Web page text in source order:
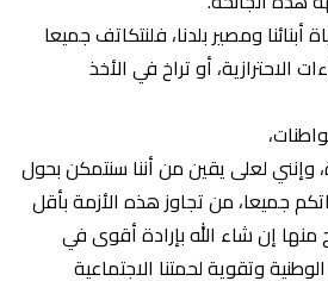
أبنائنا ومصير بلدنا، فلنتكاتف جميعا
الاحترازية، أو تراخ في الأخذ
وإنني لعلى يقين من أننا سنتمكن بحول
جميعا، من تجاوز هذه الأزمة بأقل
منها إن شاء الله بإرادة أقوى في
وتقوية لحمتنا الاجتماعية